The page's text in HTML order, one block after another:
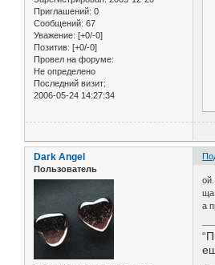
Приглашений: 0
Сообщений: 67
Уважение: [+0/-0]
Позитив: [+0/-0]
Провел на форуме:
Не определено
Последний визит:
2006-05-24 14:27:34
Dark Angel
Пользователь
ща
а